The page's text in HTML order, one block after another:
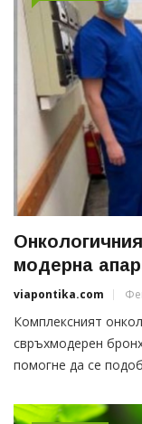
модерна
viapontika.com
Комплексният
свръхмодерен
помогне да се